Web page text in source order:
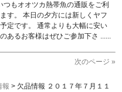
つもオオツカ熱帯魚の通販をご利
す。 本日の夕方には新しくヤフ
定です。 通常よりも大幅に安い
あるお客様はぜひご参加下さ ......
次のページ »
報 > 欠品情報 ２０１７年７月１１